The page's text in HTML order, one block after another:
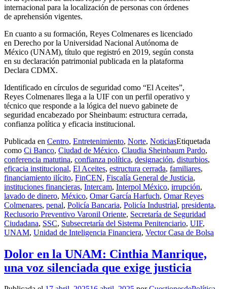
internacional para la localización de personas con órdenes
de aprehensión vigentes.
En cuanto a su formación, Reyes Colmenares es licenciado
en Derecho por la Universidad Nacional Autónoma de
México (UNAM), título que registró en 2019, según consta
en su declaración patrimonial publicada en la plataforma
Declara CDMX.
Identificado en círculos de seguridad como “El Aceites”,
Reyes Colmenares llega a la UIF con un perfil operativo y
técnico que responde a la lógica del nuevo gabinete de
seguridad encabezado por Sheinbaum: estructura cerrada,
confianza política y eficacia institucional.
Publicada en Centro, Entretenimiento, Norte, NoticiasEtiquetada
como Ci Banco, Ciudad de México, Claudia Sheinbaum Pardo,
conferencia matutina, confianza política, designación, disturbios,
eficacia institucional, El Aceites, estructura cerrada, familiares,
financiamiento ilícito, FinCEN, Fiscalía General de Justicia,
instituciones financieras, Intercam, Interpol México, irrupción,
lavado de dinero, México, Omar García Harfuch, Omar Reyes
Colmenares, penal, Policía Bancaria, Policía Industrial, presidenta,
Reclusorio Preventivo Varonil Oriente, Secretaría de Seguridad
Ciudadana, SSC, Subsecretaría del Sistema Penitenciario, UIF,
UNAM, Unidad de Inteligencia Financiera, Vector Casa de Bolsa
Dolor en la UNAM: Cinthia Manrique,
una voz silenciada que exige justicia